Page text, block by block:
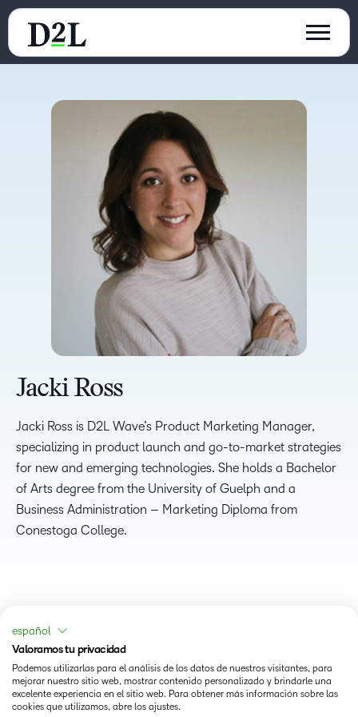
Jacki Ross
Jacki Ross is D2L Wave’s Product Marketing Manager,
specializing in product launch and go-to-market strategies
for new and emerging technologies. She holds a Bachelor
of Arts degree from the University of Guelph and a
Business Administration – Marketing Diploma from
Conestoga College.
español
Valoramos tu privacidad
Podemos utilizarlas para el análisis de los datos de nuestros visitantes, para
mejorar nuestro sitio web, mostrar contenido personalizado y brindarle una
excelente experiencia en el sitio web. Para obtener más información sobre las
cookies que utilizamos, abre los ajustes.